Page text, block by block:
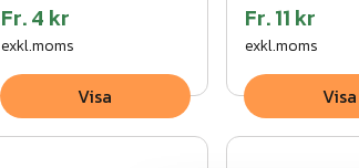
Fr.4 kr
exkl.moms
Visa
Fr.11 kr
exkl.moms
Visa